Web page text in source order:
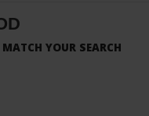
YOUR SEARCH